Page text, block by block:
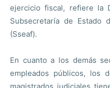
ejercicio fiscal, refiere la
Subsecretaría de Estado
(Sseaf).
En cuanto a los demás
empleados públicos, los